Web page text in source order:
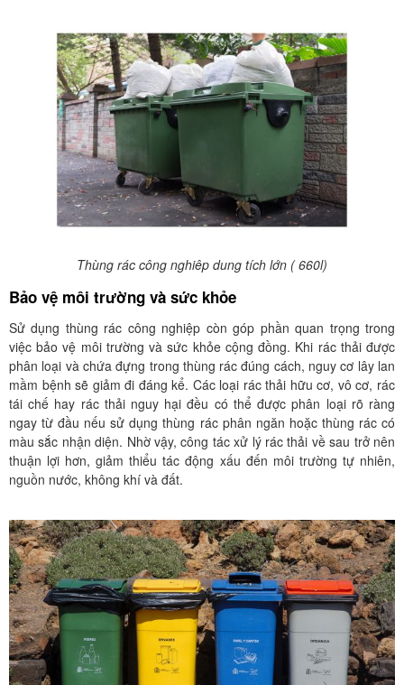
Thùng rác công nghiêp dung tích lớn ( 660l)
Bảo vệ môi trường và sức khỏe
Sử dụng thùng rác công nghiệp còn góp phần quan trọng trong
việc bảo vệ môi trường và sức khỏe cộng đồng. Khi rác thải được
phân loại và chứa đựng trong thùng rác đúng cách, nguy cơ lây lan
mầm bệnh sẽ giảm đi đáng kể. Các loại rác thải hữu cơ, vô cơ, rác
tái chế hay rác thải nguy hại đều có thể được phân loại rõ ràng
ngay từ đầu nếu sử dụng thùng rác phân ngăn hoặc thùng rác có
màu sắc nhận diện. Nhờ vậy, công tác xử lý rác thải về sau trở nên
thuận lợi hơn, giảm thiểu tác động xấu đến môi trường tự nhiên,
nguồn nước, không khí và đất.